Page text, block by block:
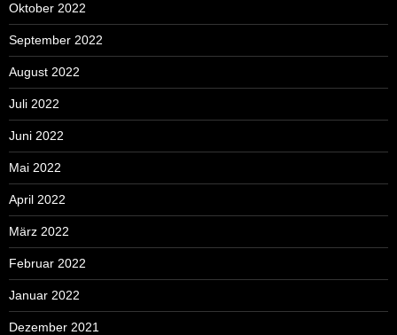
Oktober 2022
September 2022
August 2022
Juli 2022
Juni 2022
Mai 2022
April 2022
März 2022
Februar 2022
Januar 2022
Dezember 2021